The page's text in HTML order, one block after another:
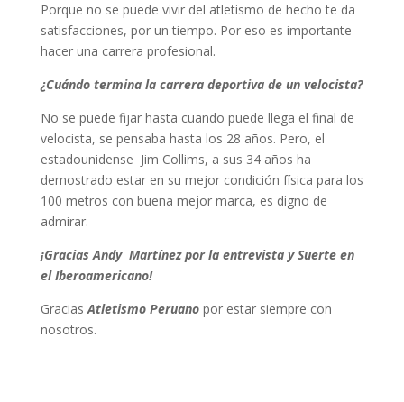
Porque no se puede vivir del atletismo de hecho te da
satisfacciones, por un tiempo. Por eso es importante
hacer una carrera profesional.
¿Cuándo termina la carrera deportiva de un velocista?
No se puede fijar hasta cuando puede llega el final de
velocista, se pensaba hasta los 28 años. Pero, el
estadounidense Jim Collims, a sus 34 años ha
demostrado estar en su mejor condición física para los
100 metros con buena mejor marca, es digno de
admirar.
¡Gracias Andy Martínez por la entrevista y Suerte en
el Iberoamericano!
GraciasAtletismo Peruanopor estar siempre con
nosotros.